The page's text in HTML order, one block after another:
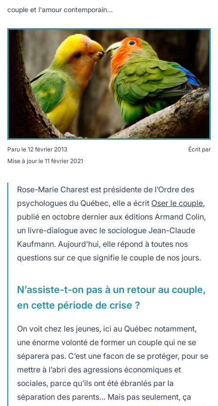
durables
douce
couple et l'amour contemporain...
Paru le 12 février 2013
Mise à jour le 11 février 2021
Écrit par
Rose-Marie Charest est présidente de l’Ordre des
psychologues du Québec, elle a écrit Oser le couple,
publié en octobre dernier aux éditions Armand Colin,
un livre-dialogue avec le sociologue Jean-Claude
Kaufmann. Aujourd’hui, elle répond à toutes nos
questions sur ce que signifie le couple de nos jours.
N’assiste-t-on pas à un retour au couple,
en cette période de crise ?
On voit chez les jeunes, ici au Québec notamment,
une énorme volonté de former un couple qui ne se
séparera pas. C’est une facon de se protéger, pour se
mettre à l’abri des agressions économiques et
sociales, parce qu’ils ont été ébranlés par la
séparation des parents… Mais pas seulement, ça